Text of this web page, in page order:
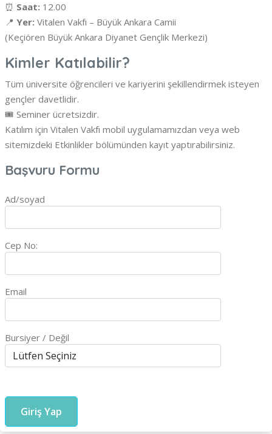
⏰ Saat: 12.00
📍 Yer: Vitalen Vakfı – Büyük Ankara Camii
(Keçiören Büyük Ankara Diyanet Gençlik Merkezi)
Kimler Katılabilir?
Tüm üniversite öğrencileri ve kariyerini şekillendirmek isteyen
gençler davetlidir.
🎟️ Seminer ücretsizdir.
Katılım için Vitalen Vakfı mobil uygulamamızdan veya web
sitemizdeki Etkinlikler bölümünden kayıt yaptırabilirsiniz.
Başvuru Formu
Ad/soyad
Cep No:
Email
Bursiyer / Değil
Giriş Yap